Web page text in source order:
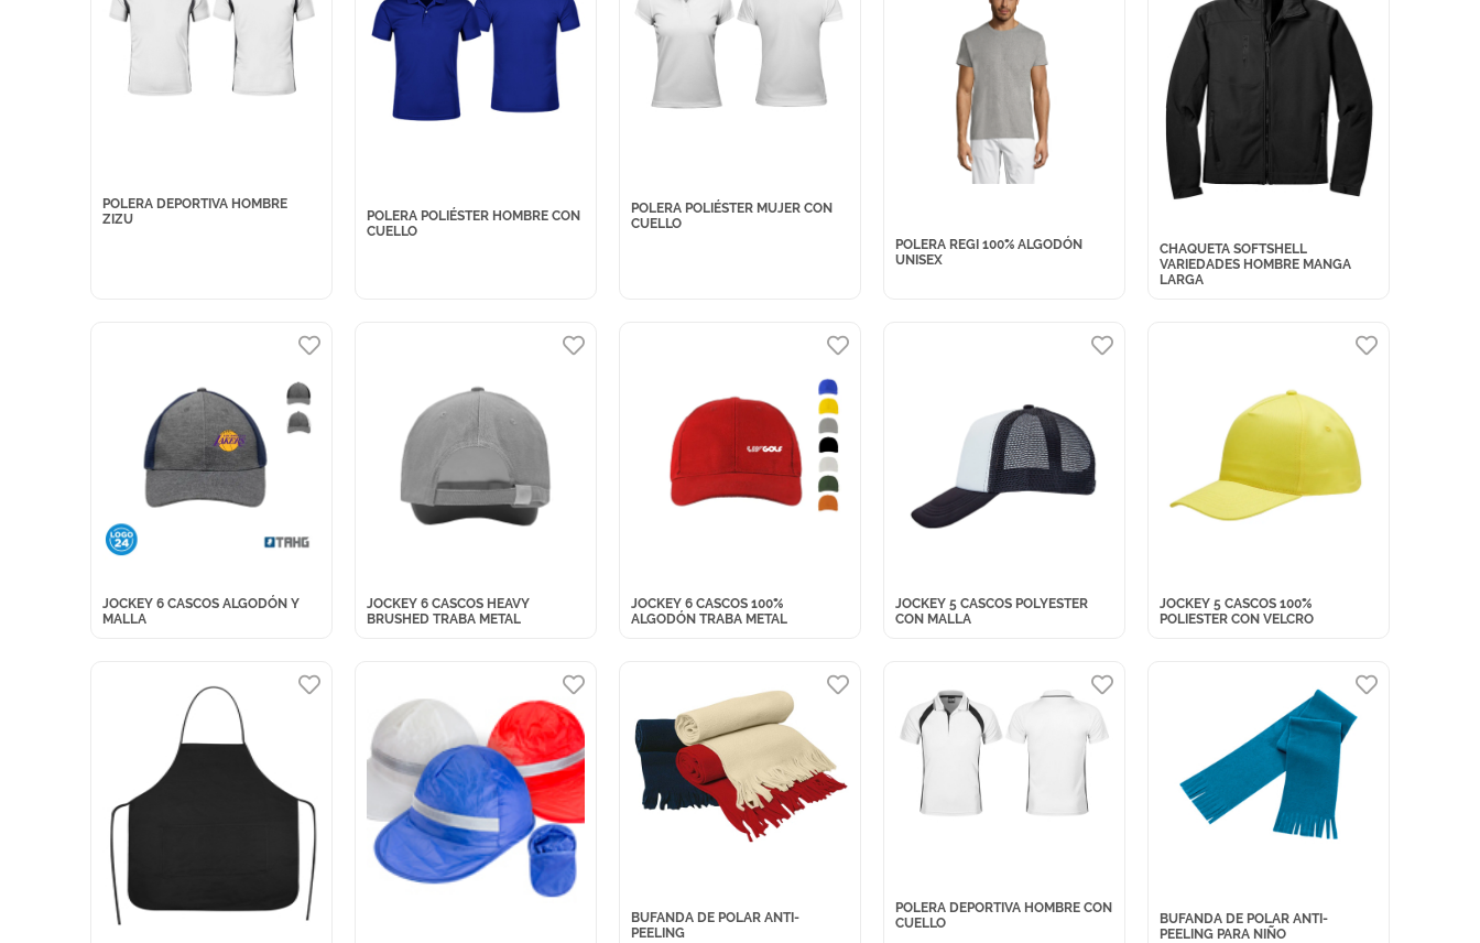
POLERA DEPORTIVA HOMBRE
ZIZU
POLERA POLIÉSTER HOMBRE CON
CUELLO
POLERA POLIÉSTER MUJER CON
CUELLO
POLERA REGI 100% ALGODÓN
UNISEX
CHAQUETA SOFTSHELL
VARIEDADES HOMBRE MANGA
LARGA
JOCKEY 6 CASCOS ALGODÓN Y
MALLA
JOCKEY 6 CASCOS HEAVY
BRUSHED TRABA METAL
JOCKEY 6 CASCOS 100%
ALGODÓN TRABA METAL
JOCKEY 5 CASCOS POLYESTER
CON MALLA
JOCKEY 5 CASCOS 100%
POLIESTER CON VELCRO
BUFANDA DE POLAR ANTI-
PEELING
POLERA DEPORTIVA HOMBRE CON
CUELLO
BUFANDA DE POLAR ANTI-
PEELING PARA NIÑO